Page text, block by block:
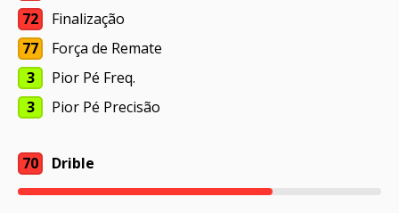
72
Finalização
77
Força de Remate
3
Pior Pé Freq.
3
Pior Pé Precisão
70 Drible